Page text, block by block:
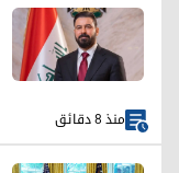
منذ 8 دقائق